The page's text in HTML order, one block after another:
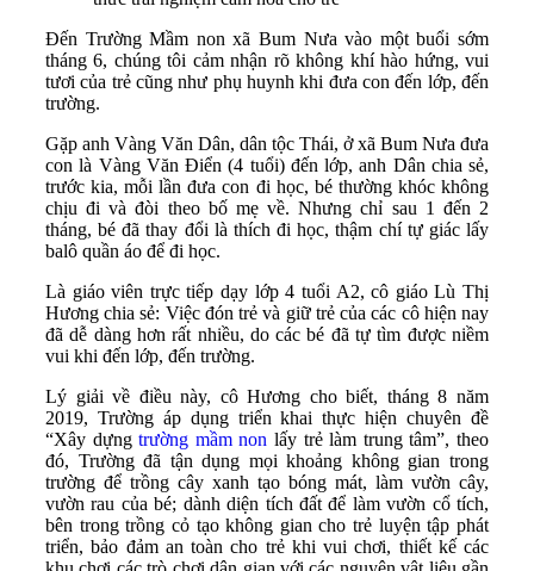
Đến Trường Mầm non xã Bum Nưa vào một buổi sớm
tháng 6, chúng tôi cảm nhận rõ không khí hào hứng, vui
tươi của trẻ cũng như phụ huynh khi đưa con đến lớp, đến
trường.
Gặp anh Vàng Văn Dân, dân tộc Thái, ở xã Bum Nưa đưa
con là Vàng Văn Điển (4 tuổi) đến lớp, anh Dân chia sẻ,
trước kia, mỗi lần đưa con đi học, bé thường khóc không
chịu đi và đòi theo bố mẹ về. Nhưng chỉ sau 1 đến 2
tháng, bé đã thay đổi là thích đi học, thậm chí tự giác lấy
balô quần áo để đi học.
Là giáo viên trực tiếp dạy lớp 4 tuổi A2, cô giáo Lù Thị
Hương chia sẻ: Việc đón trẻ và giữ trẻ của các cô hiện nay
đã dễ dàng hơn rất nhiều, do các bé đã tự tìm được niềm
vui khi đến lớp, đến trường.
Lý giải về điều này, cô Hương cho biết, tháng 8 năm
2019, Trường áp dụng triển khai thực hiện chuyên đề
“Xây dựngtrường mầm non lấy trẻ làm trung tâm”, theo
đó, Trường đã tận dụng mọi khoảng không gian trong
trường để trồng cây xanh tạo bóng mát, làm vườn cây,
vườn rau của bé; dành diện tích đất để làm vườn cổ tích,
bên trong trồng cỏ tạo không gian cho trẻ luyện tập phát
triển, bảo đảm an toàn cho trẻ khi vui chơi, thiết kế các